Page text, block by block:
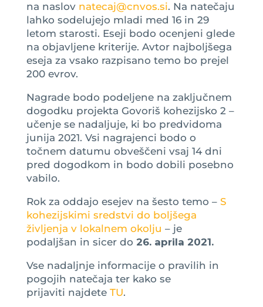
na naslov natecaj@cnvos.si. Na natečaju
lahko sodelujejo mladi med 16 in 29
letom starosti. Eseji bodo ocenjeni glede
na objavljene kriterije. Avtor najboljšega
eseja za vsako razpisano temo bo prejel
200 evrov.
Nagrade bodo podeljene na zaključnem
dogodku projekta Govoriš kohezijsko 2 –
učenje se nadaljuje, ki bo predvidoma
junija 2021. Vsi nagrajenci bodo o
točnem datumu obveščeni vsaj 14 dni
pred dogodkom in bodo dobili posebno
vabilo.
Rok za oddajo esejev na šesto temo – S
kohezijskimi sredstvi do boljšega
življenja v lokalnem okolju – je
podaljšan in sicer do 26. aprila 2021.
Vse nadaljnje informacije o pravilih in
pogojih natečaja ter kako se
prijaviti najdete TU.